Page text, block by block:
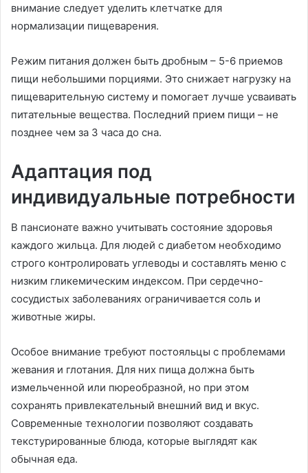
внимание следует уделить клетчатке для
нормализации пищеварения.
Режим питания должен быть дробным – 5-6 приемов
пищи небольшими порциями. Это снижает нагрузку на
пищеварительную систему и помогает лучше усваивать
питательные вещества. Последний прием пищи – не
позднее чем за 3 часа до сна.
Адаптация под
индивидуальные потребности
В пансионате важно учитывать состояние здоровья
каждого жильца. Для людей с диабетом необходимо
строго контролировать углеводы и составлять меню с
низким гликемическим индексом. При сердечно-
сосудистых заболеваниях ограничивается соль и
животные жиры.
Особое внимание требуют постояльцы с проблемами
жевания и глотания. Для них пища должна быть
измельченной или пюреобразной, но при этом
сохранять привлекательный внешний вид и вкус.
Современные технологии позволяют создавать
текстурированные блюда, которые выглядят как
обычная еда.